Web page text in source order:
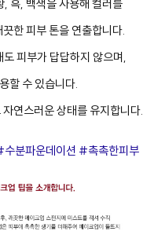
흑, 백색을 사용해 컬러를
한 피부 톤을 연출합니다.
피부가 답답하지 않으며,
할 수 있습니다.
연스러운 상태를 유지합니다.
분파운데이션 #촉촉한피부